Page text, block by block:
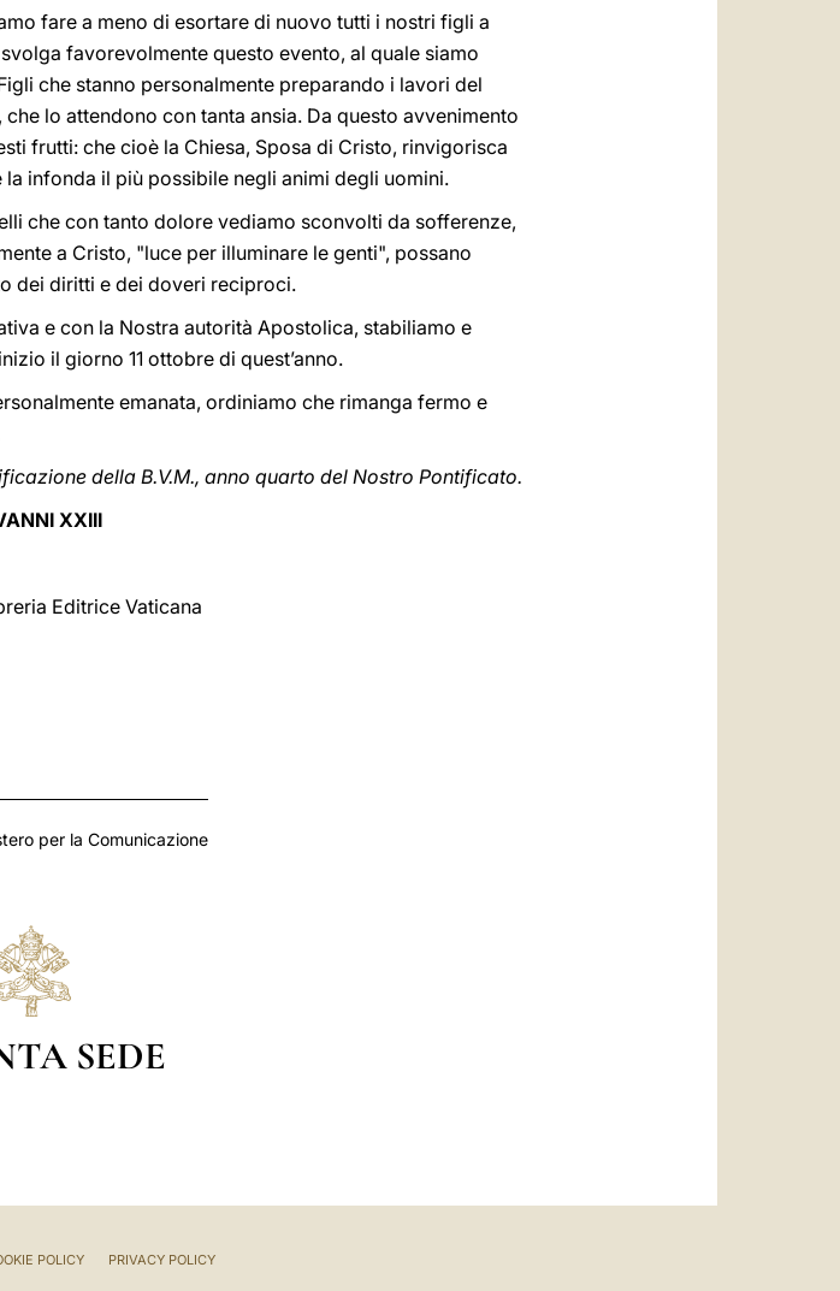
fare a meno di esortare di nuovo tutti i nostri figli a
favorevolmente questo evento, al quale siamo
che stanno personalmente preparando i lavori del
lo attendono con tanta ansia. Da questo avvenimento
frutti: che cioè la Chiesa, Sposa di Cristo, rinvigorisca
infonda il più possibile negli animi degli uomini.
che con tanto dolore vediamo sconvolti da sofferenze,
a Cristo, "luce per illuminare le genti", possano
dei diritti e dei doveri reciproci.
e con la Nostra autorità Apostolica, stabiliamo e
il giorno 11 ottobre di quest’anno.
emanata, ordiniamo che rimanga fermo e
della B.V.M., anno quarto del Nostro Pontificato.
XXIII
Editrice Vaticana
per la Comunicazione
SEDE
POLICY PRIVACY POLICY